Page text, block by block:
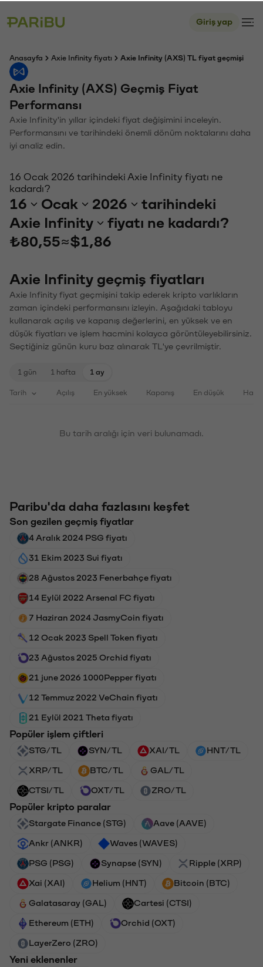
Giriş yap
Anasayfa Axie Infinity fiyatı Axie Infinity (AXS) TL fiyat geçmişi
Axie Infinity (AXS) Geçmiş Fiyat
Performansı
Axie Infinity'in yıllar içindeki fiyat değişimini inceleyin.
Performansını ve tarihindeki önemli dönüm noktalarını daha
iyi analiz edin.
16 Ocak 2026 tarihindeki Axie Infinity fiyatı ne
kadardı?
16 Ocak 2026
tarihindeki
Axie Infinity
fiyatı ne kadardı?
₺80,55≈$1,86
Axie Infinity geçmiş fiyatları
Axie Infinity fiyat geçmişini takip ederek kripto varlıkların
zaman içindeki performansını izleyin. Aşağıdaki tabloyu
kullanarak açılış ve kapanış değerlerini, en yüksek ve en
düşük fiyatları ve işlem hacmini kolayca görüntüleyebilirsiniz.
Seçtiğiniz günün kuru baz alınarak TL'ye çevrilmiştir.
1 gün 1 hafta 1 ay
Tarih Açılış En yüksek Kapanış En düşük
Bu tarih aralığı için veri bulunamadı.
Paribu'da daha fazlasını keşfet
Son gezilen geçmiş fiyatlar
4 Aralık 2024 PSG fiyatı
31 Ekim 2023 Sui fiyatı
28 Ağustos 2023 Fenerbahçe fiyatı
14 Eylül 2022 Arsenal FC fiyatı
7 Haziran 2024 JasmyCoin fiyatı
12 Ocak 2023 Spell Token fiyatı
23 Ağustos 2025 Orchid fiyatı
21 june 2026 1000Pepper fiyatı
12 Temmuz 2022 VeChain fiyatı
21 Eylül 2021 Theta fiyatı
Popüler işlem çiftleri
STG/TL SYN/TL XAI/TL HNT/TL
XRP/TL BTC/TL GAL/TL
CTSI/TL OXT/TL ZRO/TL
Popüler kripto paralar
Stargate Finance (STG) Aave (AAVE)
Ankr (ANKR) Waves (WAVES)
PSG (PSG) Synapse (SYN) Ripple (XRP)
Xai (XAI) Helium (HNT) Bitcoin (BTC)
Galatasaray (GAL) Cartesi (CTSI)
Ethereum (ETH) Orchid (OXT)
LayerZero (ZRO)
Yeni eklenenler